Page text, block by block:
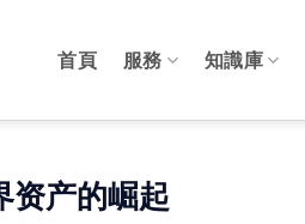
首頁 服務 知識庫
资产的崛起